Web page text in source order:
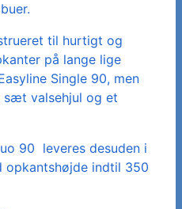
til hurtigt og
på lange lige
Single 90, men
sæt valsehjul og et
90 leveres desuden i
opkantshøjde indtil 350